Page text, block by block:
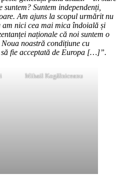
Suntem independenți,
Am ajuns la scopul urmărit nu
am nici cea mai mica îndoială și
naționale că noi suntem o
noastră condițiune cu
fie acceptată de Europa […]”.
Mihail Kogălniceanu